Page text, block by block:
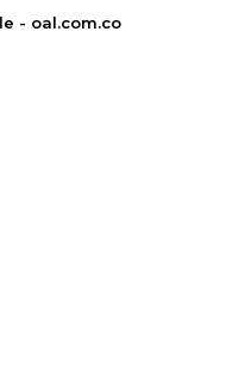
- oal.com.co